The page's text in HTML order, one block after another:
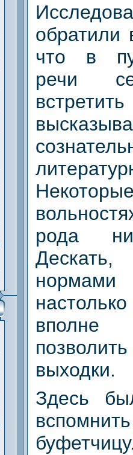
обратили
что в
речи
рода
нормами
выходки.
Здесь